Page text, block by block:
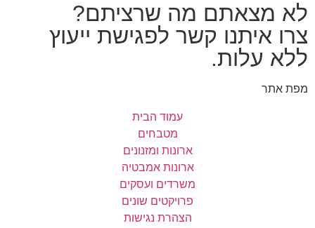
לא מצאתם מה שרציתם?
צרו איתנו קשר לפגישת ייעוץ
ללא עלות.
מפת אתר
עמוד הבית
מטבחים
ארונות ומזנונים
ארונות אמבטיה
משרדים ועסקים
פרויקטים שונים
הצהרת נגישות